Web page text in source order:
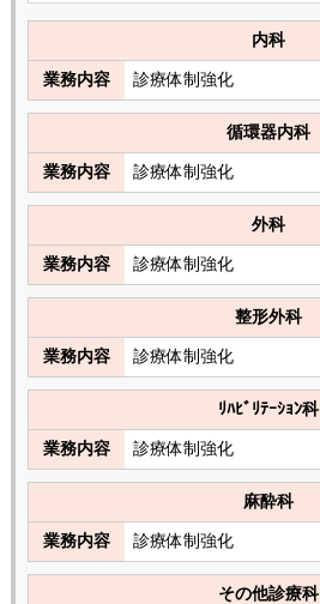
内科
業務内容 診療体制強化
循環器内科
業務内容 診療体制強化
外科
業務内容 診療体制強化
整形外科
業務内容 診療体制強化
ﾘﾊﾋﾞﾘﾃｰｼｮﾝ科
業務内容 診療体制強化
麻酔科
業務内容 診療体制強化
その他診療科